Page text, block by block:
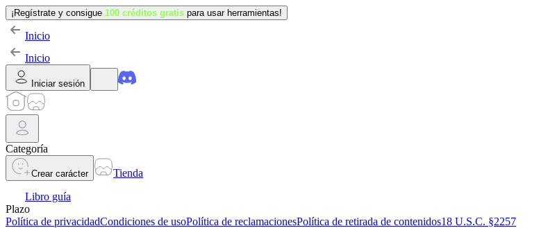
¡Regístrate y consigue 100 créditos gratis para usar herramientas!
Inicio
Inicio
Iniciar sesión
Categoría
Crear carácter
Tienda
Libro guía
Plazo
Política de privacidadCondiciones de usoPolítica de reclamacionesPolítica de retirada de contenidos18 U.S.C. §2257